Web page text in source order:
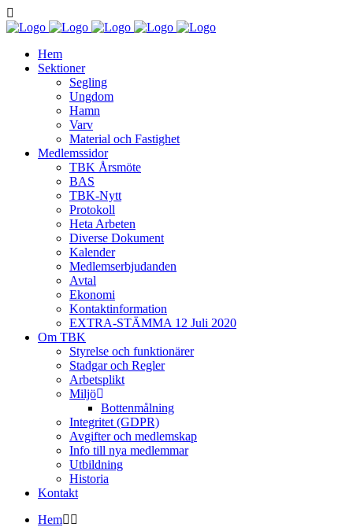
Hem
Sektioner
Segling
Ungdom
Hamn
Varv
Material och Fastighet
Medlemssidor
TBK Årsmöte
BAS
TBK-Nytt
Protokoll
Heta Arbeten
Diverse Dokument
Kalender
Medlemserbjudanden
Avtal
Ekonomi
Kontaktinformation
EXTRA-STÄMMA 12 Juli 2020
Om TBK
Styrelse och funktionärer
Stadgar och Regler
Arbetsplikt
Miljö
Bottenmålning
Integritet (GDPR)
Avgifter och medlemskap
Info till nya medlemmar
Utbildning
Historia
Kontakt
Hem